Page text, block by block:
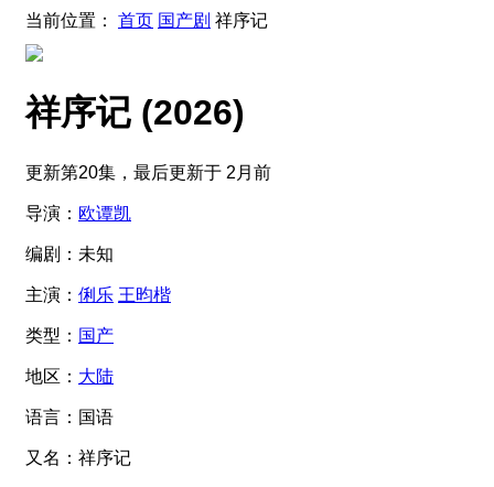
当前位置： 首页 国产剧 祥序记
祥序记 (2026)
更新第20集，最后更新于 2月前
导演： 欧谭凯
编剧： 未知
主演： 俐乐 王昀楷
类型： 国产
地区： 大陆
语言： 国语
又名： 祥序记